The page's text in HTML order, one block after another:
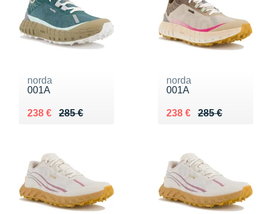
norda
001A
285 €
Au lieu de 285 €
238 €
Vendu 238 €
norda
001A
285 €
Au lieu de 285 €
238 €
Vendu 238 €